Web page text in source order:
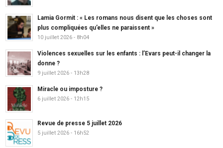
Lamia Gormit : « Les romans nous disent que les choses sont
plus compliquées qu’elles ne paraissent »
10 juillet 2026 - 8h04
Violences sexuelles sur les enfants : l’Evars peut-il changer la
donne ?
9 juillet 2026 - 13h28
Miracle ou imposture ?
6 juillet 2026 - 12h15
Revue de presse 5 juillet 2026
5 juillet 2026 - 16h52